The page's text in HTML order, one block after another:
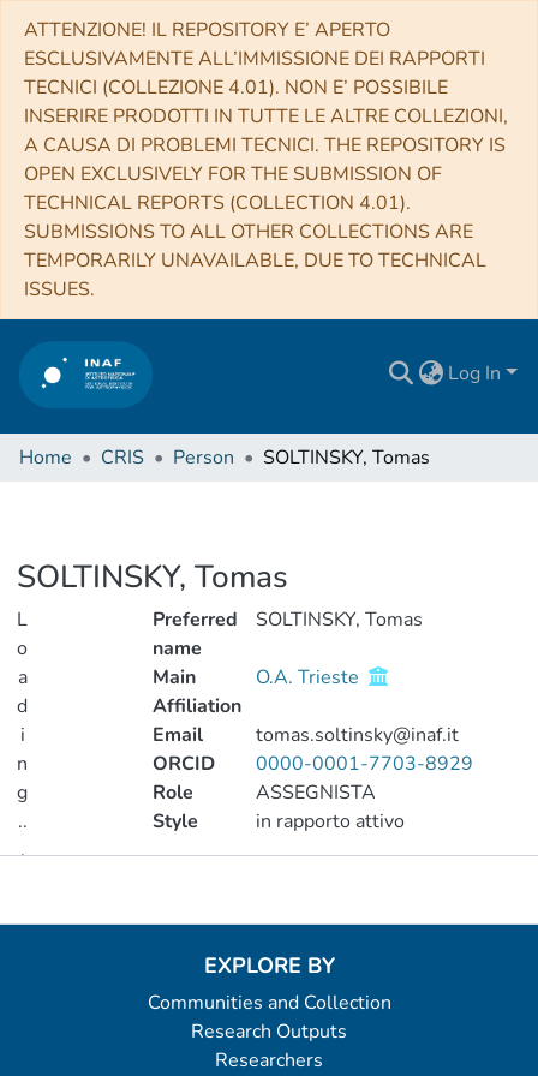
ATTENZIONE! IL REPOSITORY E’ APERTO
ESCLUSIVAMENTE ALL’IMMISSIONE DEI RAPPORTI
TECNICI (COLLEZIONE 4.01). NON E’ POSSIBILE
INSERIRE PRODOTTI IN TUTTE LE ALTRE COLLEZIONI,
A CAUSA DI PROBLEMI TECNICI. THE REPOSITORY IS
OPEN EXCLUSIVELY FOR THE SUBMISSION OF
TECHNICAL REPORTS (COLLECTION 4.01).
SUBMISSIONS TO ALL OTHER COLLECTIONS ARE
TEMPORARILY UNAVAILABLE, DUE TO TECHNICAL
ISSUES.
Log In
Home CRIS Person SOLTINSKY, Tomas
SOLTINSKY, Tomas
L
o
a
d
i
n
g
..
.
Preferred
name
SOLTINSKY, Tomas
Main
Affiliation
O.A. Trieste
Email
tomas.soltinsky@inaf.it
ORCID
0000-0001-7703-8929
Role
ASSEGNISTA
Style
in rapporto attivo
EXPLORE BY
Communities and Collection
Research Outputs
Researchers